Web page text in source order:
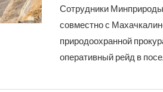
Сотрудники
совместно с
природоохранной
оперативный рейд в